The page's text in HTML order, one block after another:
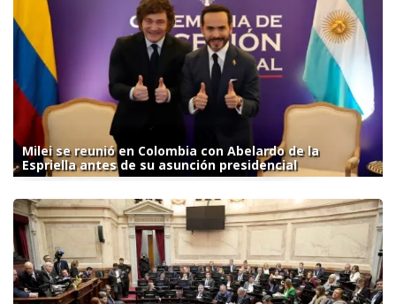
Milei se reunió en Colombia con Abelardo de la
Espriella antes de su asunción presidencial